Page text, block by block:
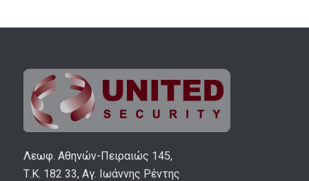
Λεωφ. Αθηνών-Πειραιώς 145,
Τ.Κ. 182 33, Αγ. Ιωάννης Ρέντης